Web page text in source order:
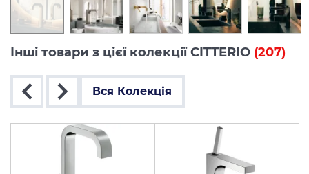
Інші товари з цієї колекції CITTERIO (207)
Вся Колекція